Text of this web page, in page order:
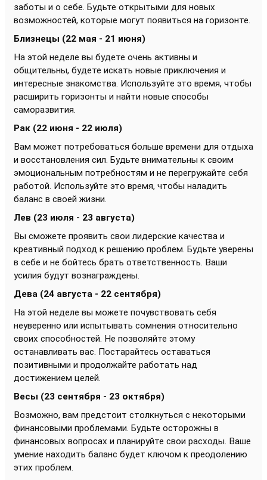
заботы и о себе. Будьте открытыми для новых
возможностей, которые могут появиться на горизонте.
Близнецы (22 мая - 21 июня)
На этой неделе вы будете очень активны и
общительны, будете искать новые приключения и
интересные знакомства. Используйте это время, чтобы
расширить горизонты и найти новые способы
саморазвития.
Рак (22 июня - 22 июля)
Вам может потребоваться больше времени для отдыха
и восстановления сил. Будьте внимательны к своим
эмоциональным потребностям и не перегружайте себя
работой. Используйте это время, чтобы наладить
баланс в своей жизни.
Лев (23 июля - 23 августа)
Вы сможете проявить свои лидерские качества и
креативный подход к решению проблем. Будьте уверены
в себе и не бойтесь брать ответственность. Ваши
усилия будут вознаграждены.
Дева (24 августа - 22 сентября)
На этой неделе вы можете почувствовать себя
неуверенно или испытывать сомнения относительно
своих способностей. Не позволяйте этому
останавливать вас. Постарайтесь оставаться
позитивными и продолжайте работать над
достижением целей.
Весы (23 сентября - 23 октября)
Возможно, вам предстоит столкнуться с некоторыми
финансовыми проблемами. Будьте осторожны в
финансовых вопросах и планируйте свои расходы. Ваше
умение находить баланс будет ключом к преодолению
этих проблем.